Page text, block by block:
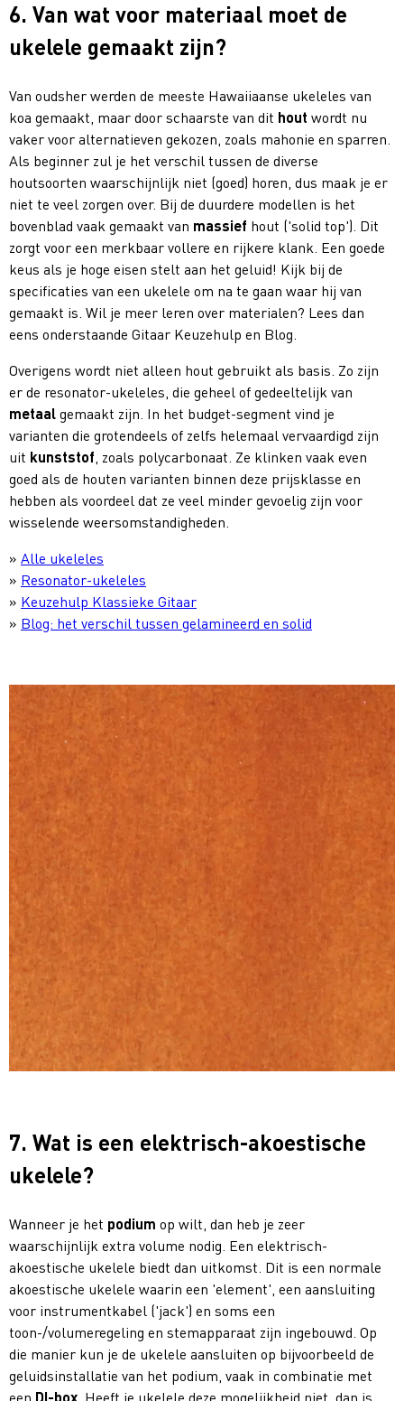
6. Van wat voor materiaal moet de
ukelele gemaakt zijn?
Van oudsher werden de meeste Hawaiiaanse ukeleles van
koa gemaakt, maar door schaarste van dit hout wordt nu
vaker voor alternatieven gekozen, zoals mahonie en sparren.
Als beginner zul je het verschil tussen de diverse
houtsoorten waarschijnlijk niet (goed) horen, dus maak je er
niet te veel zorgen over. Bij de duurdere modellen is het
bovenblad vaak gemaakt van massief hout ('solid top'). Dit
zorgt voor een merkbaar vollere en rijkere klank. Een goede
keus als je hoge eisen stelt aan het geluid! Kijk bij de
specificaties van een ukelele om na te gaan waar hij van
gemaakt is. Wil je meer leren over materialen? Lees dan
eens onderstaande Gitaar Keuzehulp en Blog.
Overigens wordt niet alleen hout gebruikt als basis. Zo zijn
er de resonator-ukeleles, die geheel of gedeeltelijk van
metaalgemaakt zijn. In het budget-segment vind je
varianten die grotendeels of zelfs helemaal vervaardigd zijn
uit kunststof , zoals polycarbonaat. Ze klinken vaak even
goed als de houten varianten binnen deze prijsklasse en
hebben als voordeel dat ze veel minder gevoelig zijn voor
wisselende weersomstandigheden.
» Alle ukeleles
» Resonator-ukeleles
» Keuzehulp Klassieke Gitaar
» Blog: het verschil tussen gelamineerd en solid
7. Wat is een elektrisch-akoestische
ukelele?
Wanneer je het podium op wilt, dan heb je zeer
waarschijnlijk extra volume nodig. Een elektrisch-
akoestische ukelele biedt dan uitkomst. Dit is een normale
akoestische ukelele waarin een 'element', een aansluiting
voor instrumentkabel ('jack') en soms een
toon-/volumeregeling en stemapparaat zijn ingebouwd. Op
die manier kun je de ukelele aansluiten op bijvoorbeeld de
geluidsinstallatie van het podium, vaak in combinatie met
een DI-box . Heeft je ukelele deze mogelijkheid niet, dan is